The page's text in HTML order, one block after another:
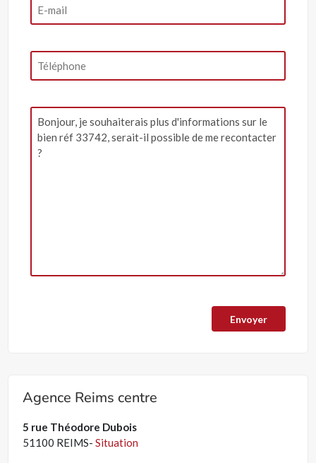
Agence Reims centre
5 rue Théodore Dubois
51100 REIMS-Situation